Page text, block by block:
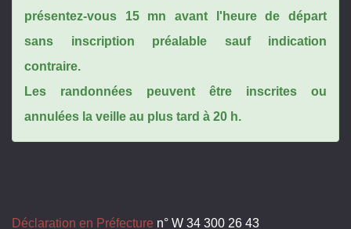
présentez-vous 15 mn avant l'heure de départ
sans inscription préalable sauf indication
contraire.
Les randonnées peuvent être inscrites ou
annulées la veille au plus tard à 20 h.
Déclaration en Préfecture n° W 34 300 26 43